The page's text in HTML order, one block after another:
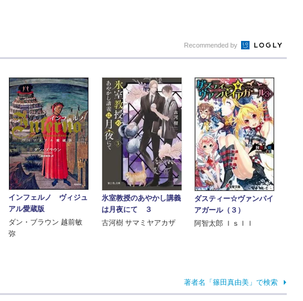
Recommended by
インフェルノ ヴィジュ
アル愛蔵版
ダン・ブラウン 越前敏
弥
氷室教授のあやかし講義
は月夜にて ３
古河樹 サマミヤアカザ
ダスティー☆ヴァンパイ
アガール（３）
阿智太郎 ＩｓＩＩ
著者名「篠田真由美」で検索